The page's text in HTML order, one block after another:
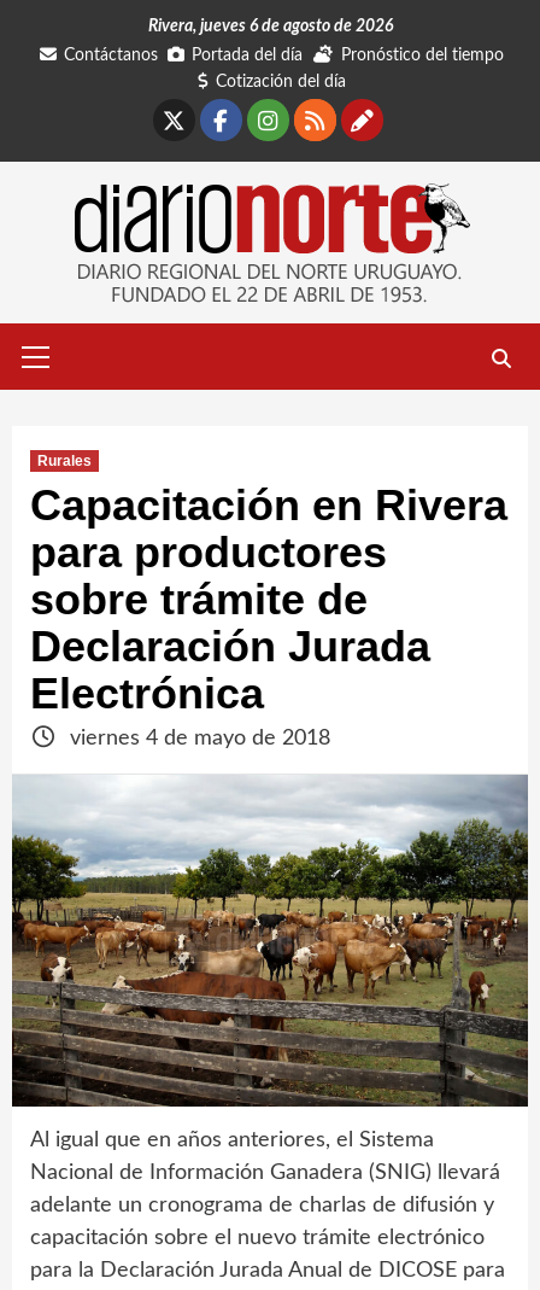
Rivera, jueves 6 de agosto de 2026
Contáctanos
Portada del día
Pronóstico del tiempo
Cotización del día
Facebook
Instagram
RSSContáctanos
primario
Rurales
Capacitación en Rivera
para productores
sobre trámite de
Declaración Jurada
Electrónica
viernes 4 de mayo de 2018
Al igual que en años anteriores, el Sistema
Nacional de Información Ganadera (SNIG) llevará
adelante un cronograma de charlas de difusión y
capacitación sobre el nuevo trámite electrónico
para la Declaración Jurada Anual de DICOSE para